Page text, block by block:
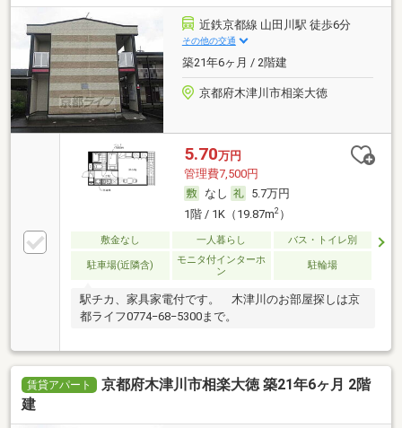
近鉄京都線 山田川駅 徒歩6分
その他の交通
築21年6ヶ月 / 2階建
京都府木津川市相楽大徳
5.70万円
管理費7,500円
なし
5.7万円
1階 / 1K（19.87m2）
敷金なし 一人暮らし バス・トイレ別
駐車場(近隣含)
モニタ付インターホ
ン
駐輪場
駅チカ、家具家電付です。 木津川のお部屋探しは京
都ライフ0774−68−5300まで。
賃貸アパート
京都府木津川市相楽大徳 築21年6ヶ月 2階
建